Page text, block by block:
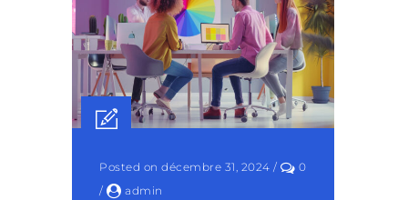
Posted on décembre 31, 2024 /
0
/
admin